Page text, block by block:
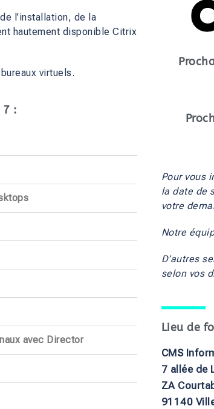
l’installation, de la
hautement disponible Citrix
virtuels.
7 :
avec Director
Pour vous
la date de
votre
Notre
D’autres
selon vos
Lieu de
CMS
7 allée de
ZA
91140